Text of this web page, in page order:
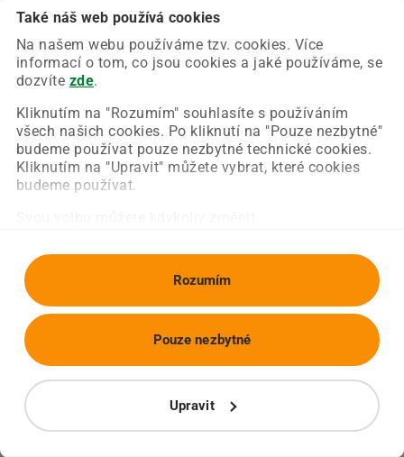
Také náš web používá cookies
Na našem webu používáme tzv. cookies. Více
informací o tom, co jsou cookies a jaké používáme, se
dozvíte zde.
Kliknutím na "Rozumím" souhlasíte s používáním
všech našich cookies. Po kliknutí na "Pouze nezbytné"
budeme používat pouze nezbytné technické cookies.
Kliknutím na "Upravit" můžete vybrat, které cookies
budeme používat.
Rozumím
Upravit
Pouze nezbytné
Chyba nastala na naší straně a už ji opravujeme.
Zkuste prosím znovu načíst požadovanou stránku.
Obnovit stránku Úvodní strana